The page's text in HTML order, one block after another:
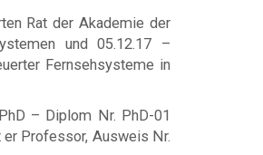
Rat der Akademie der
und 05.12.17 –
Fernsehsysteme in
– Diplom Nr. PhD-01
Professor, Ausweis Nr.